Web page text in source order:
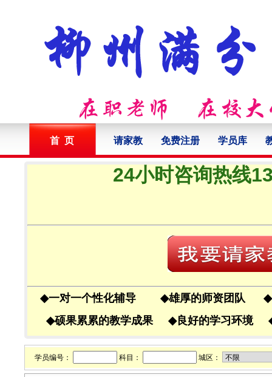
首 页 请家教 免费注册 学员库
24小时咨询热线
◆一对一个性化辅导 ◆雄厚的师资团队 ◆
◆硕果累累的教学成果 ◆良好的学习环境
学员编号： 科目： 城区：